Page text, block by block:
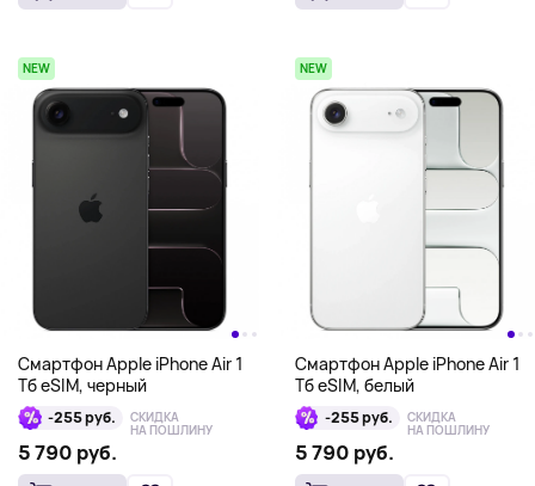
NEW
Смартфон Apple iPhone Air 1
Тб eSIM, черный
-255 руб. СКИДКА
НА ПОШЛИНУ
5 790 руб.
NEW
Смартфон Apple iPhone Air 1
Тб eSIM, белый
-255 руб. СКИДКА
НА ПОШЛИНУ
5 790 руб.